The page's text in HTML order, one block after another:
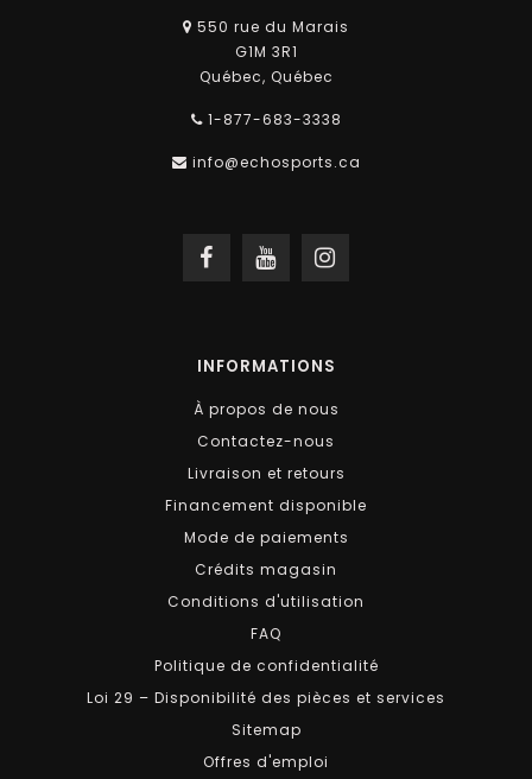
550 rue du Marais
G1M 3R1
Québec, Québec
1-877-683-3338
info@echosports.ca
INFORMATIONS
À propos de nous
Contactez-nous
Livraison et retours
Financement disponible
Mode de paiements
Crédits magasin
Conditions d'utilisation
FAQ
Politique de confidentialité
Loi 29 – Disponibilité des pièces et services
Sitemap
Offres d'emploi